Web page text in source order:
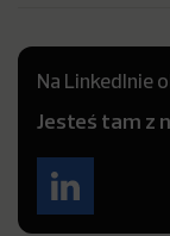
Na LinkedInie
Jesteś tam z